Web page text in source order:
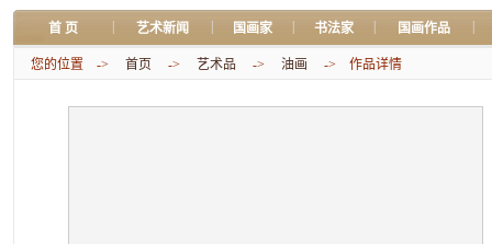
首 页 艺术新闻 国画家 书法家 国画作品
您的位置 -> 首页 -> 艺术品 -> 油画 -> 作品详情